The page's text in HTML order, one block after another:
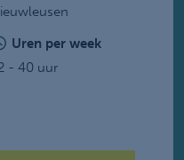
Uren per week
- 40 uur